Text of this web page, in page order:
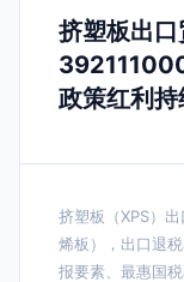
挤塑板出
政策红利持
挤塑板（XPS）
烯板），出口退
报要素、最惠国